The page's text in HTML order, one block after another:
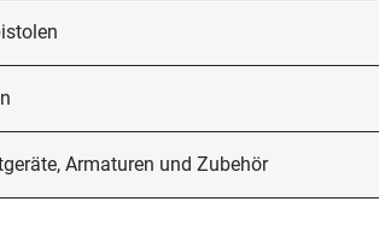
Armaturen und Zubehör